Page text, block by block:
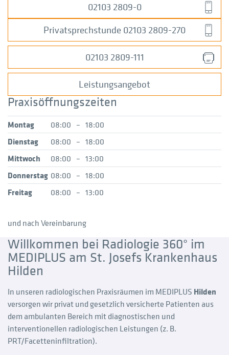
02103 2809-0
Privatsprechstunde 02103 2809-270
02103 2809-111
Leistungsangebot
Praxisöffnungszeiten
Montag 08:00 – 18:00
Dienstag
08:00 – 18:00
Mittwoch
08:00 – 13:00
Donnerstag 08:00 – 18:00
Freitag
08:00 – 13:00
und nach Vereinbarung
Willkommen bei Radiologie 360° im
MEDIPLUS am St. Josefs Krankenhaus
Hilden
In unseren radiologischen Praxisräumen im MEDIPLUS Hilden
versorgen wir privat und gesetzlich versicherte Patienten aus
dem ambulanten Bereich mit diagnostischen und
interventionellen radiologischen Leistungen (z. B.
PRT/Facetteninfiltration).